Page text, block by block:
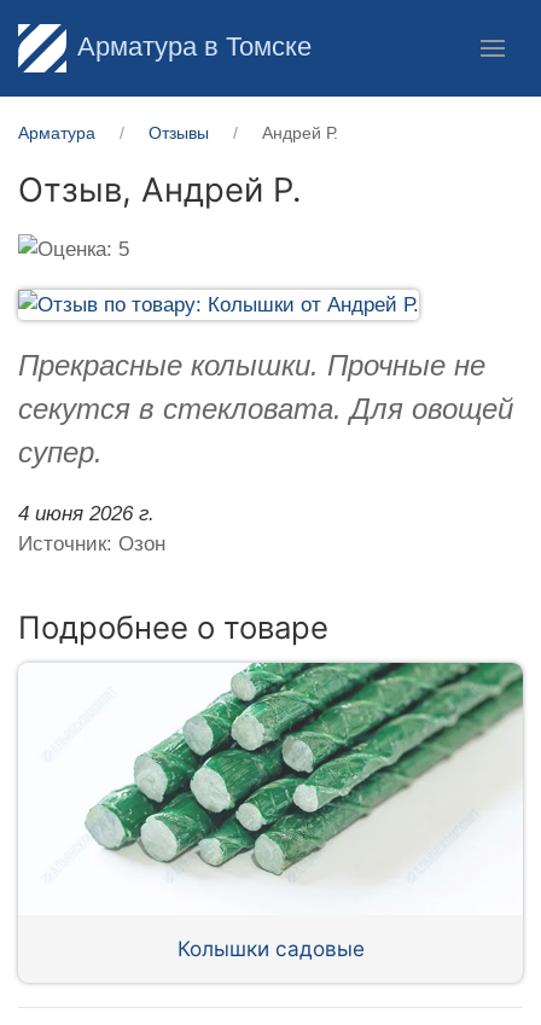
Арматура в Томске
Арматура Отзывы Андрей Р.
Отзыв, Андрей Р.
Прекрасные колышки. Прочные не
секутся в стекловата. Для овощей
супер.
4 июня 2026 г.
Источник: Озон
Подробнее о товаре
Колышки садовые